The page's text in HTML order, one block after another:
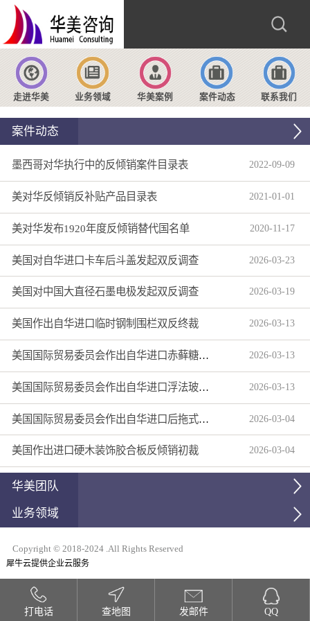
走进华美 业务领域 华美案例 案件动态 联系我们
案件动态
墨西哥对华执行中的反倾销案件目录表 2022-09-09
美对华反倾销反补贴产品目录表 2021 -01 -01
美对华发布1920年度反倾销替代国名单 2020-11 -17
美国对自华进口卡车后斗盖发起双反调查 2026-03-23
美国对中国大直径石墨电极发起双反调查 2026-03-19
美国作出自华进口临时钢制围栏双反终裁 2026-03-13
美国国际贸易委员会作出自华进口赤藓糖醇双反产业损害终裁 2026-03-13
美国国际贸易委员会作出自华进口浮法玻璃制品双反产业损害终裁 2026-03-13
美国国际贸易委员会作出自华进口后拖式草地维护设备及相关零部件第三次反倾销日落复审产业损害终裁 2026-03-04
美国作出进口硬木装饰胶合板反倾销初裁 2026-03-04
华美团队
业务领域
Copyright © 2018-2024 .All Rights Reserved
犀牛云提供企业云服务
打电话 查地图 发邮件 QQ